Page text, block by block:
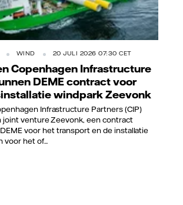
WIND 20 JULI 2026 07:30 CET
Copenhagen Infrastructure
DEME contract voor
windpark Zeevonk
Infrastructure Partners (CIP)
joint venture Zeevonk, een contract
voor het transport en de installatie
voor het of...